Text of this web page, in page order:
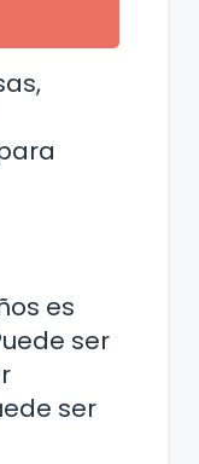
es
ser
ser